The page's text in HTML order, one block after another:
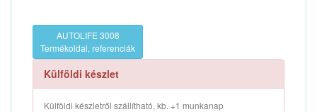
AUTOLIFE 3008
Termékoldal, referenciák
Külföldi készlet
Külföldi készletről szállítható, kb. +1 munkanap